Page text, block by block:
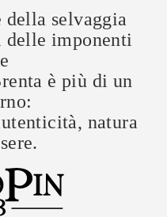
della selvaggia
delle imponenti
è più di un
natura